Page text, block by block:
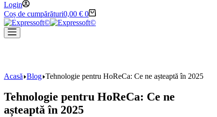
Login
Coș de cumpărături0,00 € 0
Acasă Blog Tehnologie pentru HoReCa: Ce ne așteaptă în 2025
Tehnologie pentru HoReCa: Ce ne
așteaptă în 2025